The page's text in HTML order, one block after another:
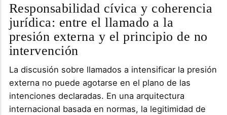
Responsabilidad cívica y coherencia
jurídica: entre el llamado a la
presión externa y el principio de no
intervención
La discusión sobre llamados a intensificar la presión
externa no puede agotarse en el plano de las
intenciones declaradas. En una arquitectura
internacional basada en normas, la legitimidad de